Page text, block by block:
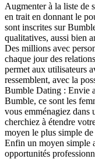
Augmenter à la liste de
en trait en donnant le
sont inscrites sur
qualitatives, aussi bien
Des millions avec
chaque jour des
permet aux utilisateurs
ressemblent, avec la
Bumble Dating : Envie
Bumble, ce sont les
vous emménagiez
cherchiez à étendre
moyen le plus simple
Enfin un moyen simple
opportunités